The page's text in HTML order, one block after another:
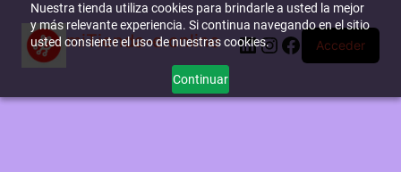
Nuestra tienda utiliza cookies para brindarle a usted la mejor
y más relevante experiencia. Si continua navegando en el sitio
usted consiente el uso de nuestras cookies.
Continuar
miTienda-e.online LinkedIn
Instagram
Facebook
Acceder